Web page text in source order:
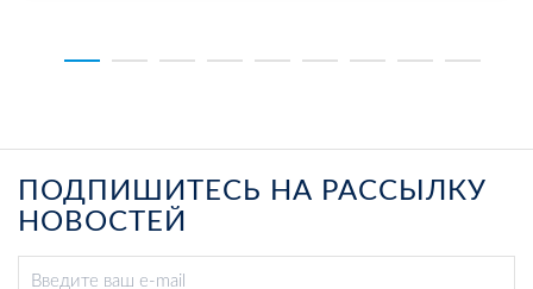
ПОДПИШИТЕСЬ НА РАССЫЛКУ
НОВОСТЕЙ